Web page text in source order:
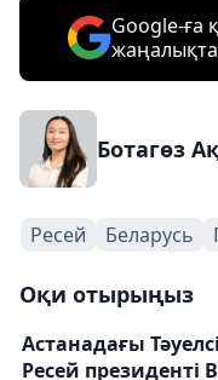
Google-ға
Ботагөз
Ресей Беларусь
Оқи отырыңыз
Астанадағы
Ресей президенті